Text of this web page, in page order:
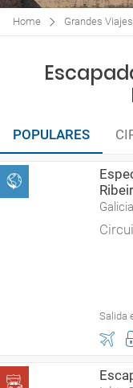
Home Grandes Viajes
POPULARES
Salida